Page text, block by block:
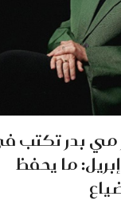
مي بدر تكتب
ما يحفظ